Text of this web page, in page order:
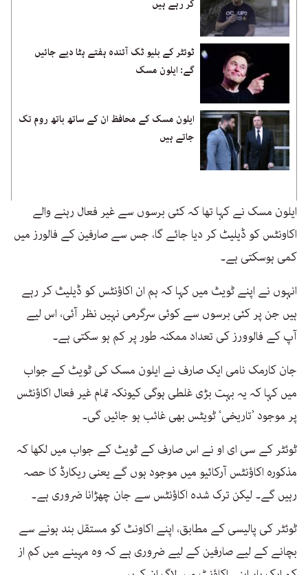
کر رہے ہیں
ٹوئٹر کے بلیو ٹک آئندہ ہفتے ہٹا دیے جائیں
گے: ایلون مسک
ایلون مسک کے محافظ ان کے ساتھ باتھ روم تک
جاتے ہیں
ایلون مسک نے کہا تھا کہ کئی برسوں سے غیر فعال رہنے والے
اکاونٹس کو ڈیلیٹ کر دیا جائے گا، جس سے صارفین کے فالورز میں
کمی ہوسکتی ہے۔
انہوں نے اپنے ٹویٹ میں کہا کہ ہم ان اکاؤنٹس کو ڈیلیٹ کر رہے
ہیں جن پر کئی برسوں سے کوئی سرگرمی نہیں نظر آئی، اس لیے
آپ کے فالوورز کی تعداد ممکنہ طور پر کم ہو سکتی ہے۔
جان کارمک نامی ایک صارف نے ایلون مسک کی ٹویٹ کے جواب
میں کہا کہ یہ بہت بڑی غلطی ہوگی کیونکہ تمام غیر فعال اکاؤنٹس
پر موجود ’تاریخی‘ ٹویٹس بھی غائب ہو جائیں گی۔
ٹوئٹر کے سی ای او نے اس صارف کے ٹویٹ کے جواب میں لکھا کہ
مذکورہ اکاؤنٹس آرکائیو میں موجود ہوں گے یعنی ریکارڈ کا حصہ
رہیں گے۔ لیکن ترک شدہ اکاؤنٹس سے جان چھڑانا ضروری ہے۔
ٹوئٹر کی پالیسی کے مطابق، اپنے اکاونٹ کو مستقل بند ہونے سے
بچانے کے لیے صارفین کے لیے ضروری ہے کہ وہ مہینے میں کم از